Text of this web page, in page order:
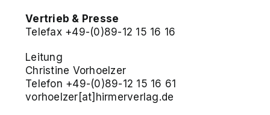
Vertrieb & Presse
Telefax +49-(0)89-12 15 16 16
Leitung
Christine Vorhoelzer
Telefon +49-(0)89-12 15 16 61
vorhoelzer[at]hirmerverlag.de